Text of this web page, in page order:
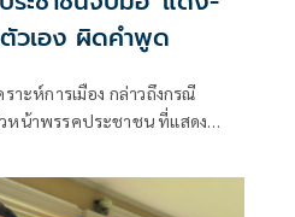
ตัวเอง ผิดคำพูด
าะห์การเมือง กล่าวถึงกรณี
หน้าพรรคประชาชน ที่แสดง
พูดคุยกับพรรคประชาชนด้วยว่า